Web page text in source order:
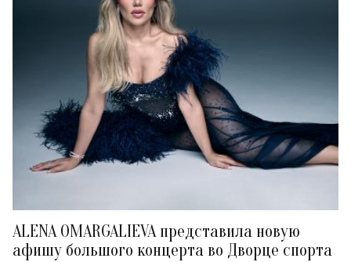
ALENA OMARGALIEVA представила новую
афишу большого концерта во Дворце спорта